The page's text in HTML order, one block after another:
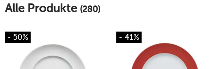
Alle Produkte (280)
- 50% - 41%